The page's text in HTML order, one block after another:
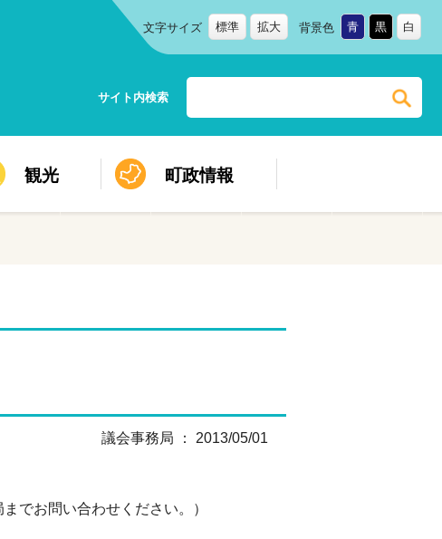
文字サイズ 標準 拡大 背景色 青 黒 白
サイト内検索
観光 町政情報
議会事務局 ： 2013/05/01
でお問い合わせください。）